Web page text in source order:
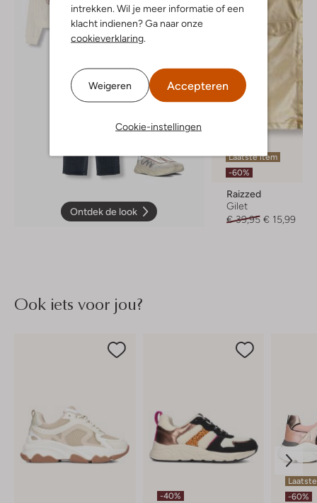
intrekken. Wil je meer informatie of een
klacht indienen? Ga naar onze
cookieverklaring.
Weigeren Accepteren
Cookie-instellingen
Ontdek de look
Laatste item
-60%
Raizzed
Gilet
€ 39,95 € 15,99
Ook iets voor jou?
-40%
-60%